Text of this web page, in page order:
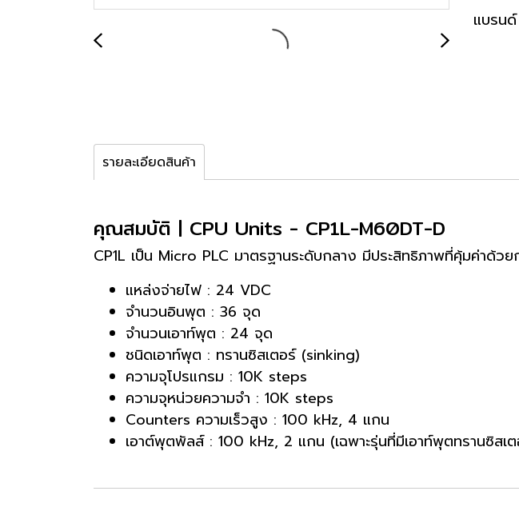
แบรน
รายละเอียดสินค้า
คุณสมบัติ | CPU Units - CP1L-M60DT-D
CP1L เป็น Micro PLC มาตรฐานระดับกลาง มีประสิทธิภาพที่คุ้มค่าด้
แหล่งจ่ายไฟ : 24 VDC
จำนวนอินพุต : 36 จุด
จำนวนเอาท์พุต : 24 จุด
ชนิดเอาท์พุต : ทรานซิสเตอร์ (sinking)
ความจุโปรแกรม : 10K steps
ความจุหน่วยความจำ : 10K steps
Counters ความเร็วสูง : 100 kHz, 4 แกน
เอาต์พุตพัลส์ : 100 kHz, 2 แกน (เฉพาะรุ่นที่มีเอาท์พุตทรานซิสเต